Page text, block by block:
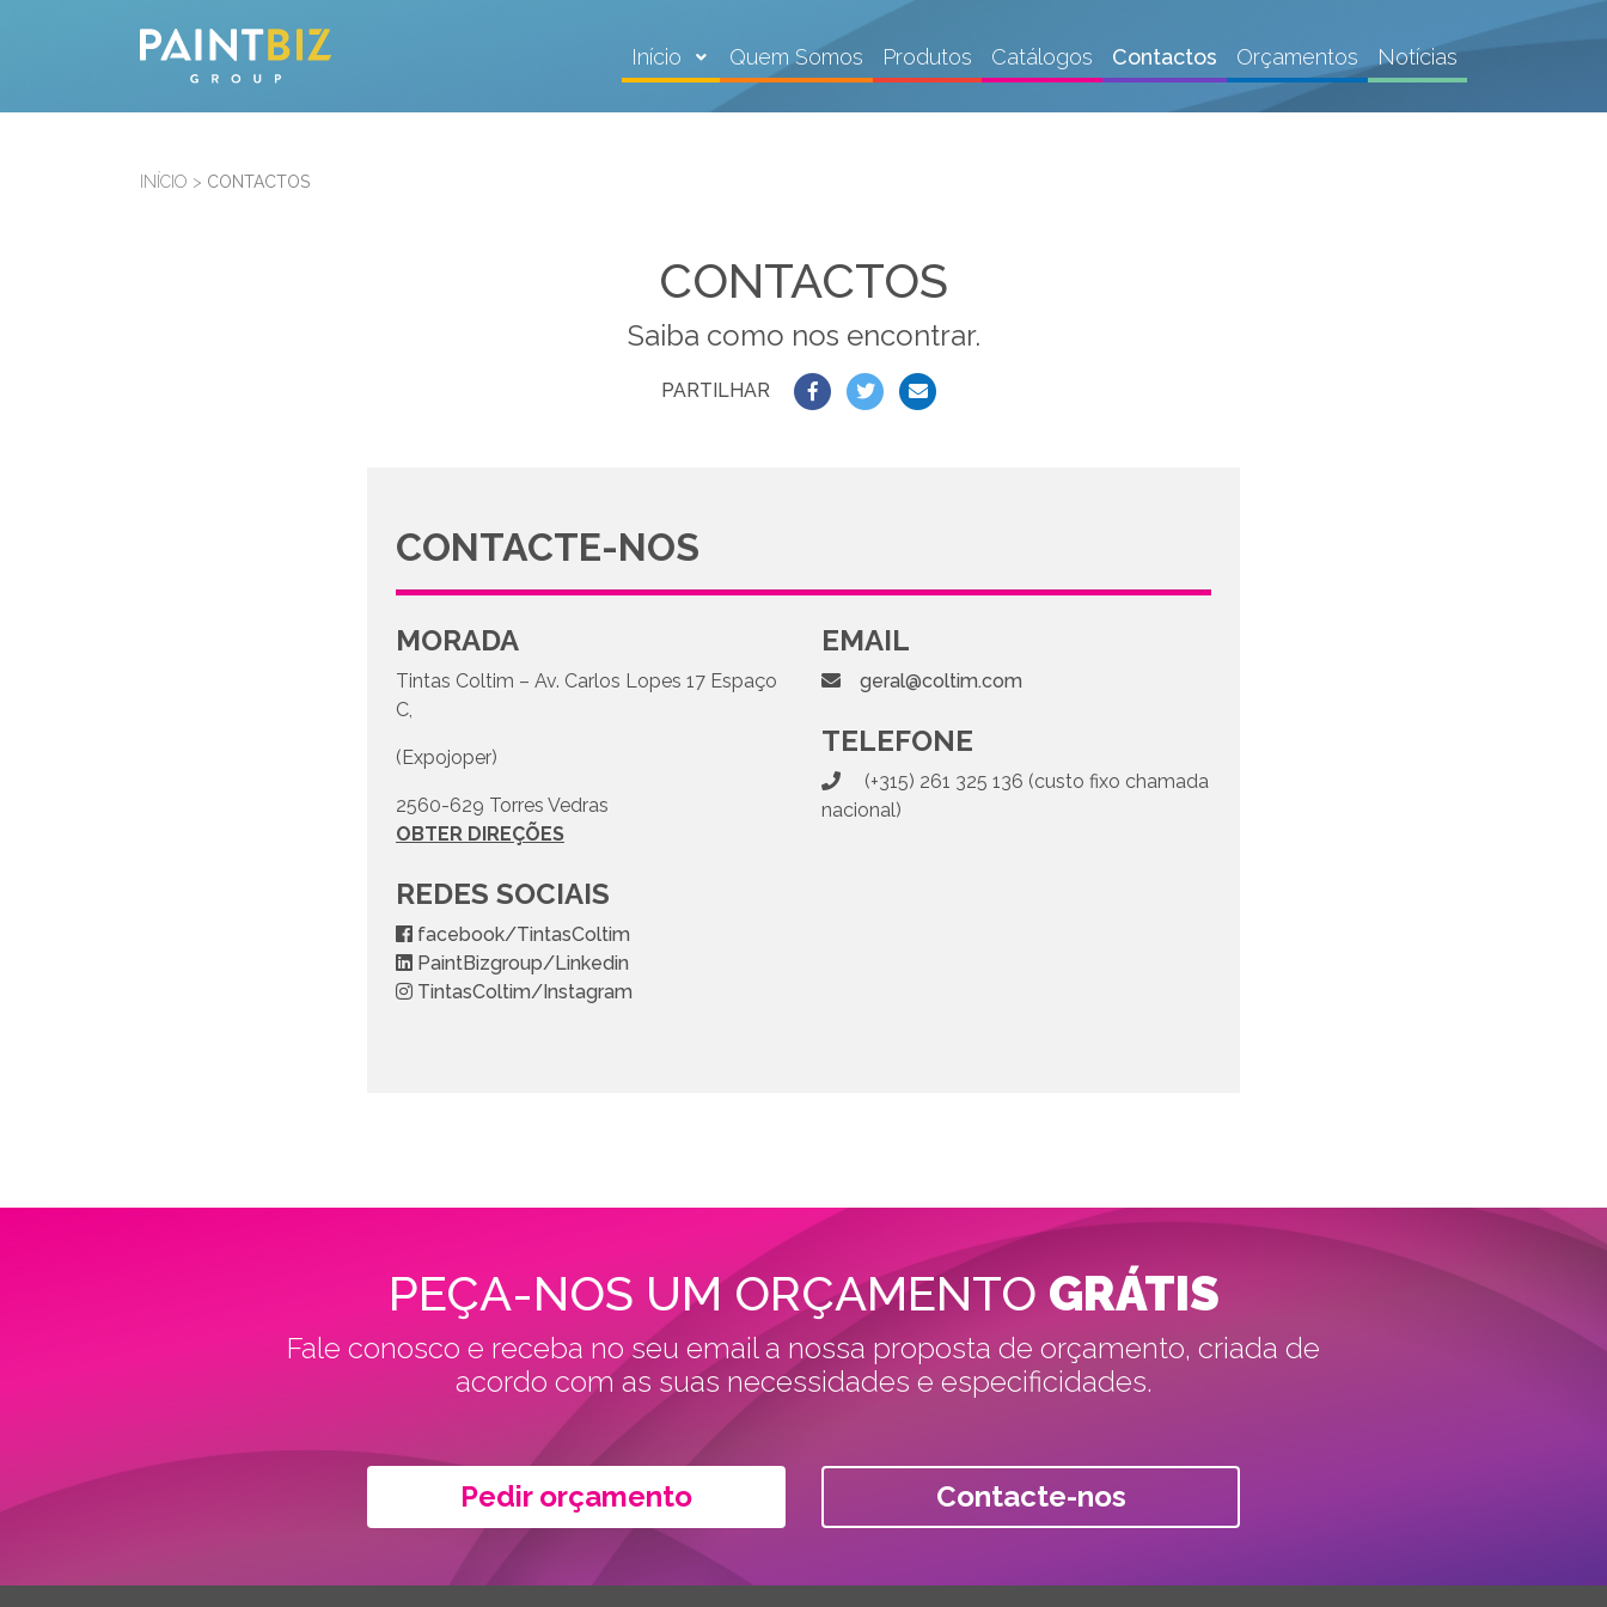
Início Quem Somos Produtos Catálogos Contactos Orçamentos Notícias
INÍCIO > CONTACTOS
CONTACTOS
Saiba como nos encontrar.
PARTILHAR
CONTACTE-NOS
MORADA
Tintas Coltim – Av. Carlos Lopes 17 Espaço
C,
(Expojoper)
2560-629 Torres Vedras
OBTER DIREÇÕES
REDES SOCIAIS
facebook/TintasColtim
PaintBizgroup/Linkedin
TintasColtim/Instagram
EMAIL
geral@coltim.com
TELEFONE
(+315) 261 325 136 (custo fixo chamada
nacional)
PEÇA-NOS UM ORÇAMENTO GRÁTIS
Fale conosco e receba no seu email a nossa proposta de orçamento, criada de
acordo com as suas necessidades e especificidades.
Pedir orçamento Contacte-nos